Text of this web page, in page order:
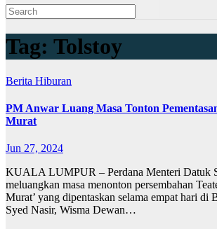
Tag: Tolstoy
Berita Hiburan
PM Anwar Luang Masa Tonton
Murat
Jun 27, 2024
KUALA LUMPUR – Perdana Menteri Datuk
meluangkan masa menonton persembahan
Murat’ yang dipentaskan selama empat hari di
Syed Nasir, Wisma Dewan…